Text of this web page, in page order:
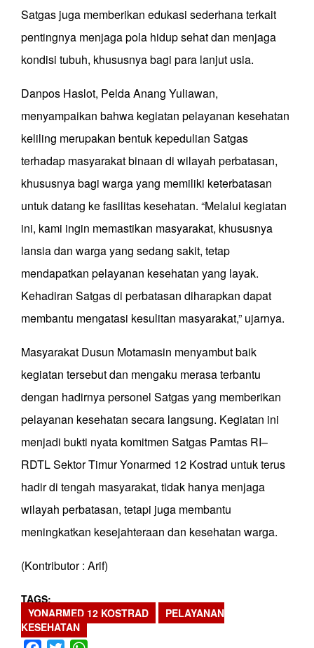
Satgas juga memberikan edukasi sederhana terkait
pentingnya menjaga pola hidup sehat dan menjaga
kondisi tubuh, khususnya bagi para lanjut usia.
Danpos Haslot, Pelda Anang Yuliawan,
menyampaikan bahwa kegiatan pelayanan kesehatan
keliling merupakan bentuk kepedulian Satgas
terhadap masyarakat binaan di wilayah perbatasan,
khususnya bagi warga yang memiliki keterbatasan
untuk datang ke fasilitas kesehatan. “Melalui kegiatan
ini, kami ingin memastikan masyarakat, khususnya
lansia dan warga yang sedang sakit, tetap
mendapatkan pelayanan kesehatan yang layak.
Kehadiran Satgas di perbatasan diharapkan dapat
membantu mengatasi kesulitan masyarakat,” ujarnya.
Masyarakat Dusun Motamasin menyambut baik
kegiatan tersebut dan mengaku merasa terbantu
dengan hadirnya personel Satgas yang memberikan
pelayanan kesehatan secara langsung. Kegiatan ini
menjadi bukti nyata komitmen Satgas Pamtas RI–
RDTL Sektor Timur Yonarmed 12 Kostrad untuk terus
hadir di tengah masyarakat, tidak hanya menjaga
wilayah perbatasan, tetapi juga membantu
meningkatkan kesejahteraan dan kesehatan warga.
(Kontributor : Arif)
TAGS
YONARMED 12 KOSTRAD
PELAYANAN
KESEHATAN